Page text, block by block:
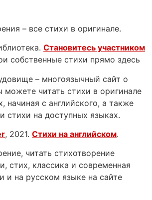
– все стихи в оригинале.
Становитесь участником
собственные стихи прямо здесь
– многоязычный сайт о
можете читать стихи в оригинале
начиная с английского, а также
стихи на доступных языках.
, 2021. Стихи на английском.
читать стихотворение
стих, классика и современная
и на русском языке на сайте